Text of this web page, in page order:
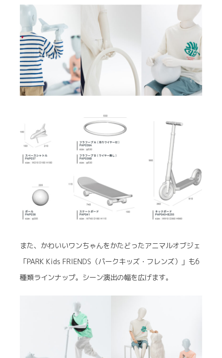
また、かわいいワンちゃんをかたどったアニマルオブジェ
「PARK Kids FRIENDS（パークキッズ・フレンズ）」も6
種類ラインナップ。シーン演出の幅を広げます。